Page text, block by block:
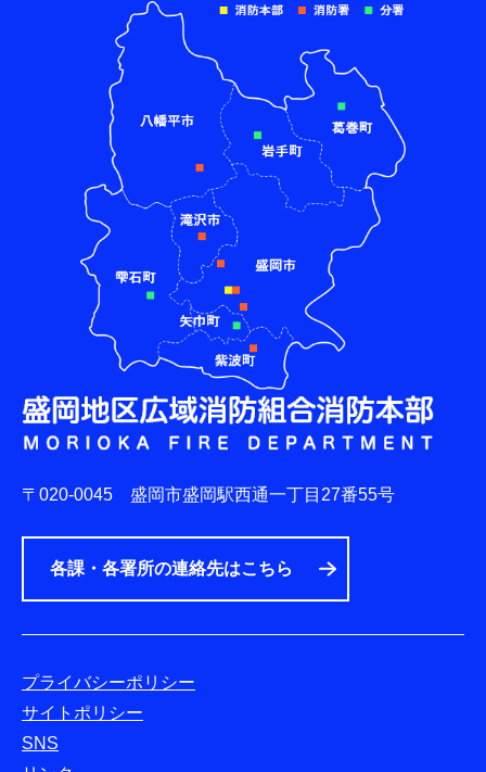
〒020-0045 盛岡市盛岡駅西通一丁目27番55号
各課・各署所の連絡先はこちら
プライバシーポリシー
サイトポリシー
SNS